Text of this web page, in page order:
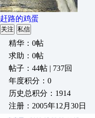
赶路的鸡蛋
关注 私信
精华：0帖
求助：0帖
帖子：44帖 | 737回
年度积分：0
历史总积分：1914
注册：2005年12月30日